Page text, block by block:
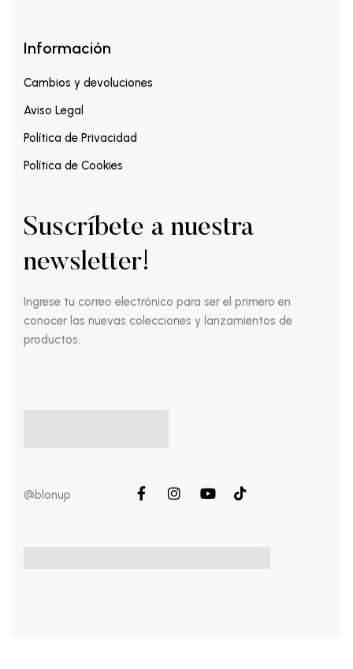
Información
Cambios y devoluciones
Aviso Legal
Política de Privacidad
Política de Cookies
Suscríbete a nuestra
newsletter!
Ingrese tu correo electrónico para ser el primero en
conocer las nuevas colecciones y lanzamientos de
productos.
@blonup